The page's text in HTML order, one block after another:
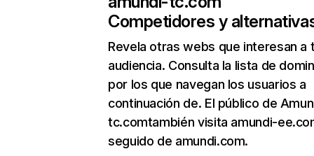
Competidores y
Revela otras webs que interesan a
audiencia. Consulta la lista de
por los que navegan los usuarios a
continuación de. El público de
tc.comtambién visita amundi-
seguido de amundi.com.